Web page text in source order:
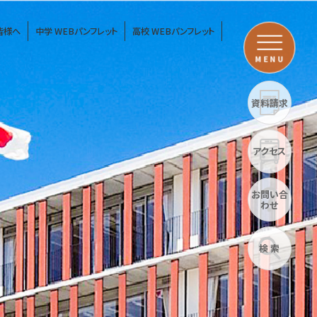
様へ 中学 WEBパンフレット 高校 WEBパンフレット
MENU
資料請求
アクセス
お問い合
わせ
検 索